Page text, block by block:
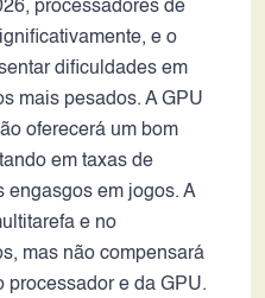
processadores de
e o
dificuldades em
mais pesados. A GPU
oferecerá um bom
em taxas de
engasgos em jogos. A
e no
mas não compensará
processador e da GPU.